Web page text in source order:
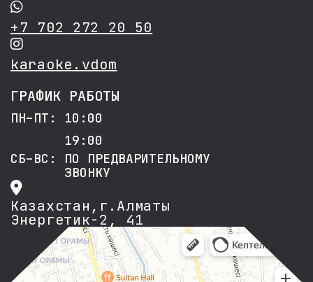
+7 702 272 20 50
karaoke.vdom
ГРАФИК РАБОТЫ
ПН–ПТ: 10:00
19:00
СБ–ВС: ПО ПРЕДВАРИТЕЛЬНОМУ
ЗВОНКУ
Казахстан,г.Алматы
Энергетик-2, 41